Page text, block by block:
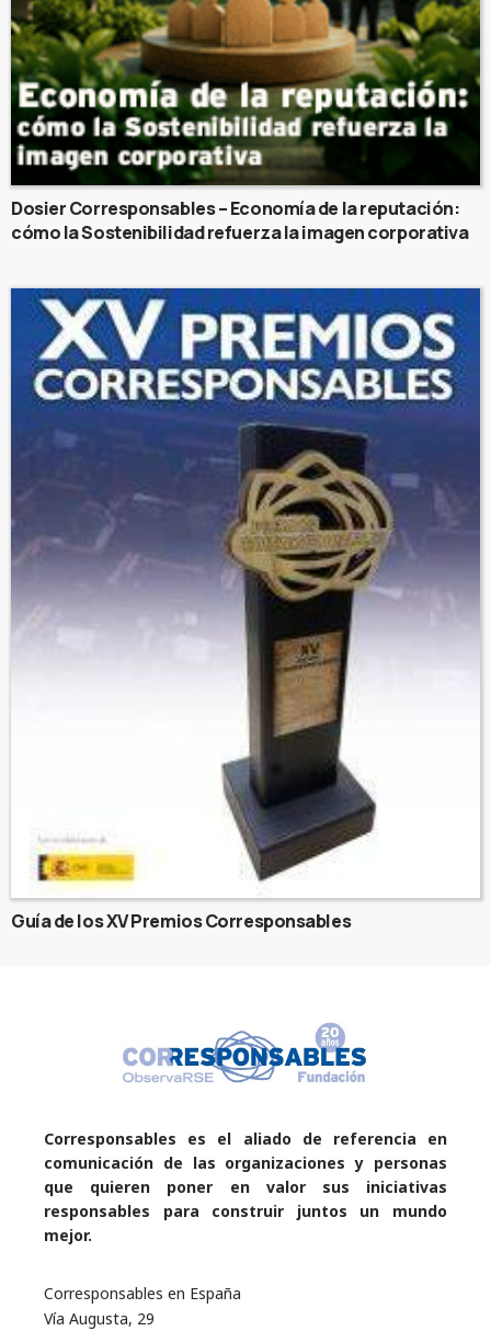
Dosier Corresponsables – Economía de la reputación:
cómo la Sostenibilidad refuerza la imagen corporativa
Guía de los XV Premios Corresponsables
Corresponsables es el aliado de referencia en
comunicación de las organizaciones y personas
que quieren poner en valor sus iniciativas
responsables para construir juntos un mundo
mejor.
Corresponsables en España
Vía Augusta, 29